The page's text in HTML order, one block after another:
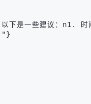
一些建议：n1. 时
"}